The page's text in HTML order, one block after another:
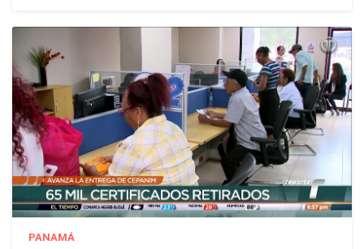
PANAMÁ